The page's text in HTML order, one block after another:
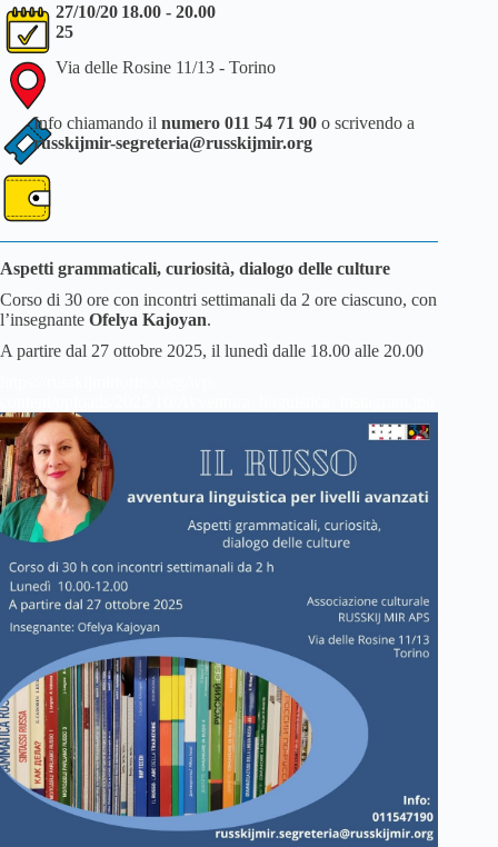
27/10/20
25
18.00 - 20.00
Via delle Rosine 11/13 - Torino
Info chiamando ilnumero 011 54 71 90 o scrivendo a
russkijmir-segreteria@russkijmir.org
Aspetti grammaticali, curiosità, dialogo delle culture
Corso di 30 ore con incontri settimanali da 2 ore ciascuno, con
l’insegnante Ofelya Kajoyan.
A partire dal 27 ottobre 2025, il lunedì dalle 18.00 alle 20.00